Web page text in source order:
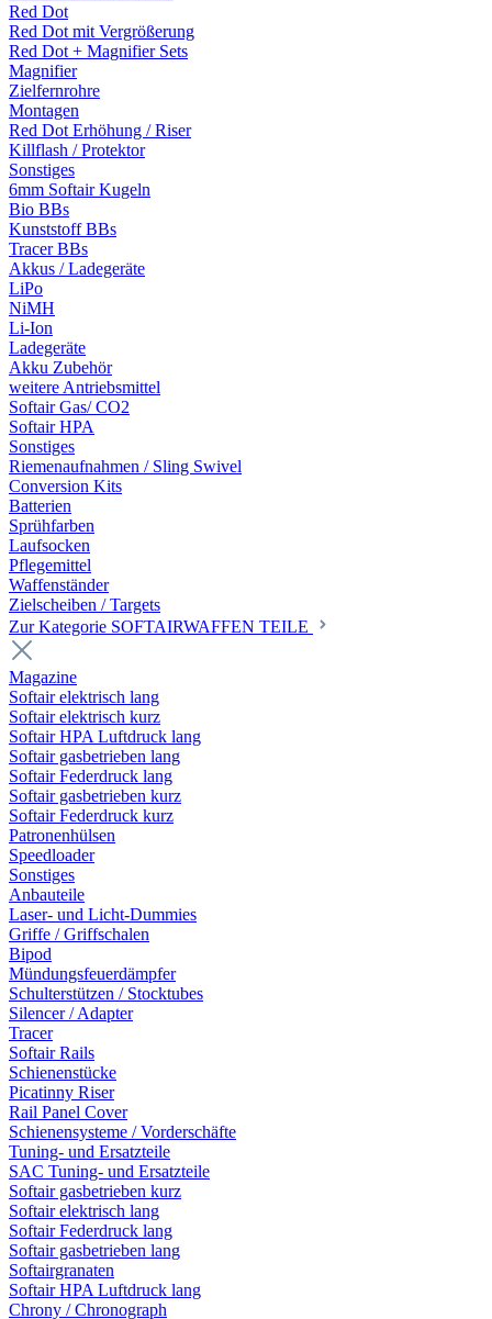
Red Dot
Red Dot mit Vergrößerung
Red Dot + Magnifier Sets
Magnifier
Zielfernrohre
Montagen
Red Dot Erhöhung / Riser
Killflash / Protektor
Sonstiges
6mm Softair Kugeln
Bio BBs
Kunststoff BBs
Tracer BBs
Akkus / Ladegeräte
LiPo
NiMH
Li-Ion
Ladegeräte
Akku Zubehör
weitere Antriebsmittel
Softair Gas/ CO2
Softair HPA
Sonstiges
Riemenaufnahmen / Sling Swivel
Conversion Kits
Batterien
Sprühfarben
Laufsocken
Pflegemittel
Waffenständer
Zielscheiben / Targets
Zur Kategorie SOFTAIRWAFFEN TEILE
Magazine
Softair elektrisch lang
Softair elektrisch kurz
Softair HPA Luftdruck lang
Softair gasbetrieben lang
Softair Federdruck lang
Softair gasbetrieben kurz
Softair Federdruck kurz
Patronenhülsen
Speedloader
Sonstiges
Anbauteile
Laser- und Licht-Dummies
Griffe / Griffschalen
Bipod
Mündungsfeuerdämpfer
Schulterstützen / Stocktubes
Silencer / Adapter
Tracer
Softair Rails
Schienenstücke
Picatinny Riser
Rail Panel Cover
Schienensysteme / Vorderschäfte
Tuning- und Ersatzteile
SAC Tuning- und Ersatzteile
Softair gasbetrieben kurz
Softair elektrisch lang
Softair Federdruck lang
Softair gasbetrieben lang
Softairgranaten
Softair HPA Luftdruck lang
Chrony / Chronograph